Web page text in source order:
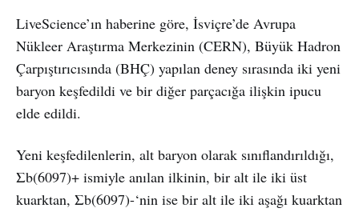
LiveScience’ın haberine göre, İsviçre’de Avrupa
Nükleer Araştırma Merkezinin (CERN), Büyük Hadron
Çarpıştırıcısında (BHÇ) yapılan deney sırasında iki yeni
baryon keşfedildi ve bir diğer parçacığa ilişkin ipucu
elde edildi.
Yeni keşfedilenlerin, alt baryon olarak sınıflandırıldığı,
Σb(6097)+ ismiyle anılan ilkinin, bir alt ile iki üst
kuarktan, Σb(6097)-‘nin ise bir alt ile iki aşağı kuarktan